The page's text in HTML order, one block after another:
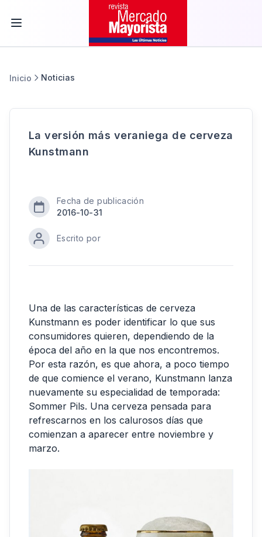
Inicio Noticias
La versión más veraniega de cerveza
Kunstmann
Fecha de publicación
2016-10-31
Escrito por
Una de las características de cerveza
Kunstmann es poder identificar lo que sus
consumidores quieren, dependiendo de la
época del año en la que nos encontremos.
Por esta razón, es que ahora, a poco tiempo
de que comience el verano, Kunstmann lanza
nuevamente su especialidad de temporada:
Sommer Pils. Una cerveza pensada para
refrescarnos en los calurosos días que
comienzan a aparecer entre noviembre y
marzo.